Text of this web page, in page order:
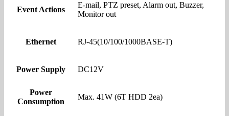
Event Actions
E-mail, PTZ preset, Alarm out, Buzzer,
Monitor out
Ethernet RJ-45(10/100/1000BASE-T)
Power Supply DC12V
Power
Consumption
Max. 41W (6T HDD 2ea)